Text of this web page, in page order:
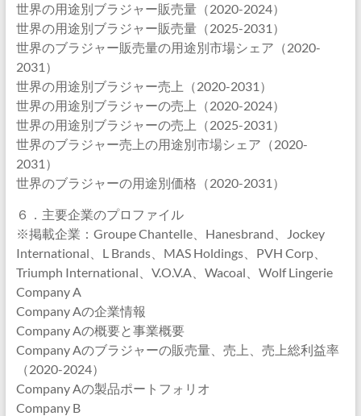
世界の用途別ブラジャー販売量（2020-2024）
世界の用途別ブラジャー販売量（2025-2031）
世界のブラジャー販売量の用途別市場シェア（2020-
2031）
世界の用途別ブラジャー売上（2020-2031）
世界の用途別ブラジャーの売上（2020-2024）
世界の用途別ブラジャーの売上（2025-2031）
世界のブラジャー売上の用途別市場シェア（2020-
2031）
世界のブラジャーの用途別価格（2020-2031）
６．主要企業のプロファイル
※掲載企業：Groupe Chantelle、Hanesbrand、Jockey
International、L Brands、MAS Holdings、PVH Corp、
Triumph International、V.O.V.A、Wacoal、Wolf Lingerie
Company A
Company Aの企業情報
Company Aの概要と事業概要
Company Aのブラジャーの販売量、売上、売上総利益率
（2020-2024）
Company Aの製品ポートフォリオ
Company B